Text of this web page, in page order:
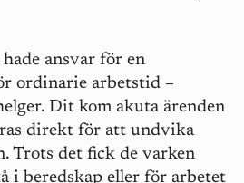
ansvar för en
ordinarie arbetstid –
Dit kom akuta ärenden
direkt för att undvika
Trots det fick de varken
i beredskap eller för arbetet